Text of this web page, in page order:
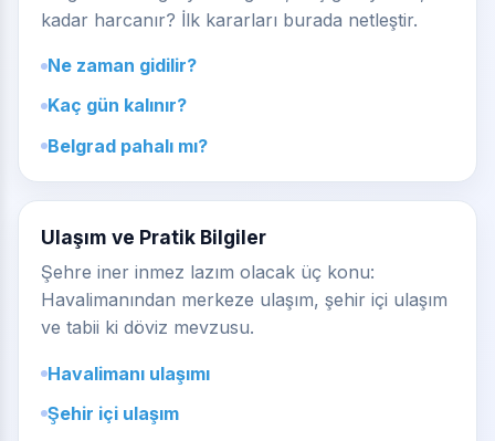
kadar harcanır? İlk kararları burada netleştir.
Ne zaman gidilir?
Kaç gün kalınır?
Belgrad pahalı mı?
Ulaşım ve Pratik Bilgiler
Şehre iner inmez lazım olacak üç konu:
Havalimanından merkeze ulaşım, şehir içi ulaşım
ve tabii ki döviz mevzusu.
Havalimanı ulaşımı
Şehir içi ulaşım